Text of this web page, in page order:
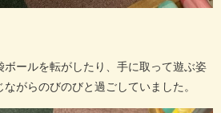
ボールを転がしたり、手に取って遊ぶ姿
がらのびのびと過ごしていました。